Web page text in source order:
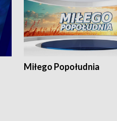
Miłego Popołudnia